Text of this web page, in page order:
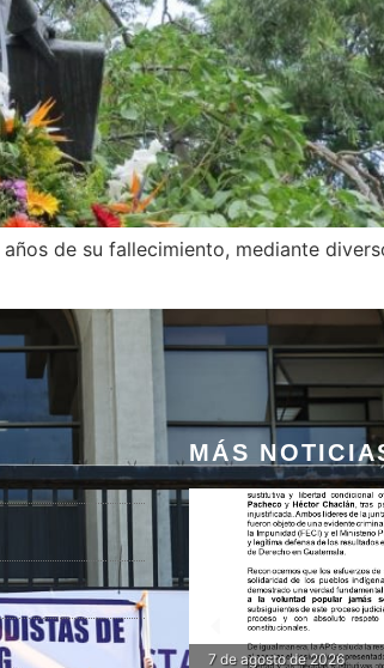
de su fallecimiento, mediante
MÁS
2026 10